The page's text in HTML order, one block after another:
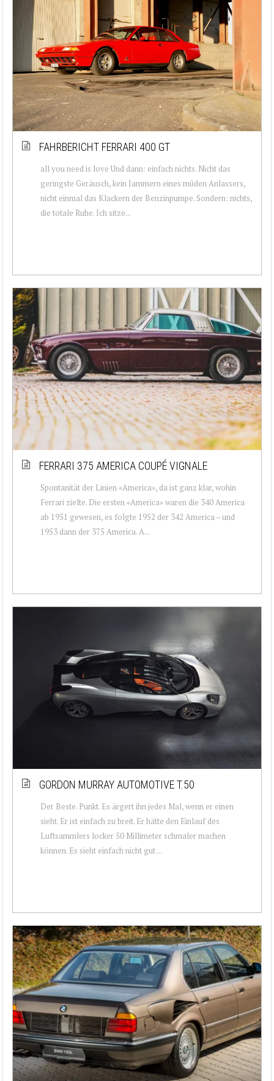
FAHRBERICHT FERRARI 400 GT
all you need is love Und dann: einfach nichts. Nicht das
geringste Geräusch, kein Jammern eines müden Anlassers,
nicht einmal das Klackern der Benzinpumpe. Sondern: nichts,
die totale Ruhe. Ich sitze...
FERRARI 375 AMERICA COUPÉ VIGNALE
Spontanität der Linien «America», da ist ganz klar, wohin
Ferrari zielte. Die ersten «America» waren die 340 America
ab 1951 gewesen, es folgte 1952 der 342 America – und
1953 dann der 375 America. A...
GORDON MURRAY AUTOMOTIVE T.50
Der Beste. Punkt. Es ärgert ihn jedes Mal, wenn er einen
sieht. Er ist einfach zu breit. Er hätte den Einlauf des
Luftsammlers locker 50 Millimeter schmaler machen
können. Es sieht einfach nicht gut ...